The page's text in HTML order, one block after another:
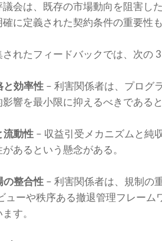
議会は、既存の市場動向を阻害し
に定義された契約条件の重要性
れたフィードバックでは、次の
と効率性 – 利害関係者は、プログ
響を最小限に抑えるべきである
流動性 – 収益引受メカニズムと純
あるという懸念がある。
の整合性 – 利害関係者は、規制の
ューや秩序ある撤退管理フレー
す。